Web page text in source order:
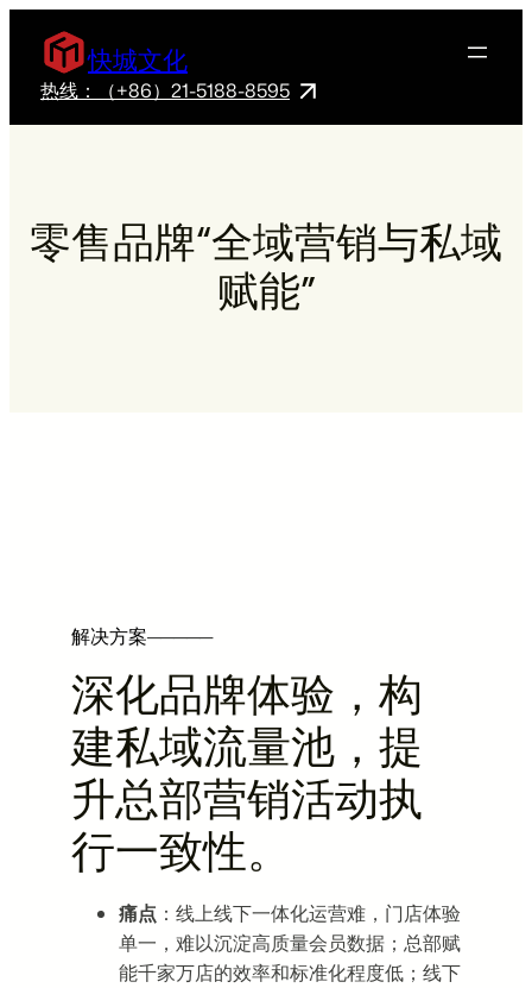
快城文化
热线：（+86）21-5188-8595
零售品牌“全域营销与私域
赋能”
解决方案─────
深化品牌体验，构
建私域流量池，提
升总部营销活动执
行一致性。
痛点 ：线上线下一体化运营难，门店体验
单一，难以沉淀高质量会员数据；总部赋
能千家万店的效率和标准化程度低；线下